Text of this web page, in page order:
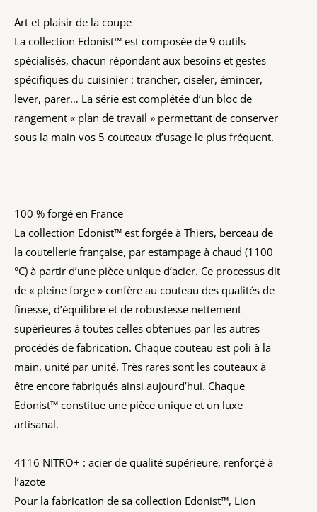
Art et plaisir de la coupe
La collection Edonist™ est composée de 9 outils
spécialisés, chacun répondant aux besoins et gestes
spécifiques du cuisinier : trancher, ciseler, émincer,
lever, parer… La série est complétée d’un bloc de
rangement « plan de travail » permettant de conserver
sous la main vos 5 couteaux d’usage le plus fréquent.
100 % forgé en France
La collection Edonist™ est forgée à Thiers, berceau de
la coutellerie française, par estampage à chaud (1100
°C) à partir d’une pièce unique d’acier. Ce processus dit
de « pleine forge » confère au couteau des qualités de
finesse, d’équilibre et de robustesse nettement
supérieures à toutes celles obtenues par les autres
procédés de fabrication. Chaque couteau est poli à la
main, unité par unité. Très rares sont les couteaux à
être encore fabriqués ainsi aujourd’hui. Chaque
Edonist™ constitue une pièce unique et un luxe
artisanal.
4116 NITRO+ : acier de qualité supérieure, renforçé à
l’azote
Pour la fabrication de sa collection Edonist™, Lion